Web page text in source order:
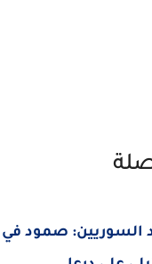
صمود في